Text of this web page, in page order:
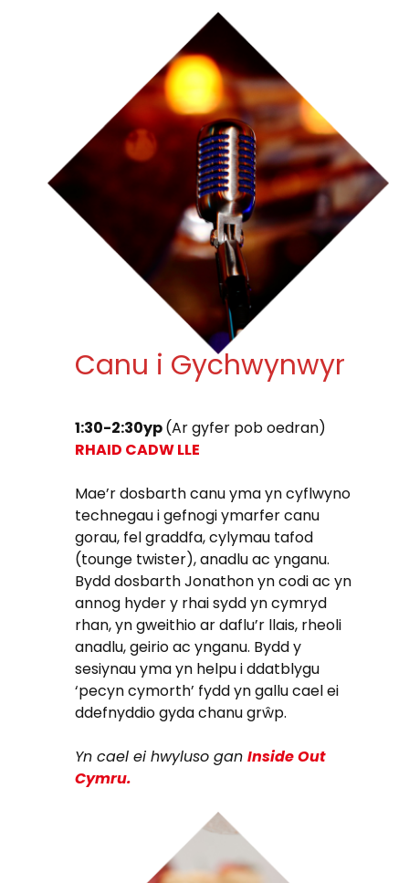
Canu i Gychwynwyr
1:30-2:30yp(Ar gyfer pob oedran)
RHAID CADW LLE
Mae’r dosbarth canu yma yn cyflwyno
technegau i gefnogi ymarfer canu
gorau, fel graddfa, cylymau tafod
(tounge twister), anadlu ac ynganu.
Bydd dosbarth Jonathon yn codi ac yn
annog hyder y rhai sydd yn cymryd
rhan, yn gweithio ar daflu’r llais, rheoli
anadlu, geirio ac ynganu. Bydd y
sesiynau yma yn helpu i ddatblygu
‘pecyn cymorth’ fydd yn gallu cael ei
ddefnyddio gyda chanu grŵp.
Yn cael ei hwyluso ganInside Out
Cymru.